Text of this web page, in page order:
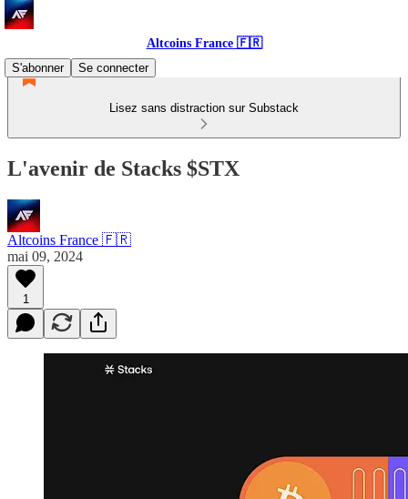
Altcoins France 🇫🇷
S'abonner
Se connecter
Lisez sans distraction sur Substack
L'avenir de Stacks $STX
Altcoins France 🇫🇷
mai 09, 2024
1